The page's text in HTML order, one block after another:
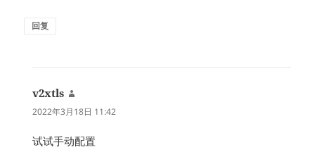
回复
v2xtls
道：
2022年3月18日 11:42
试试手动配置